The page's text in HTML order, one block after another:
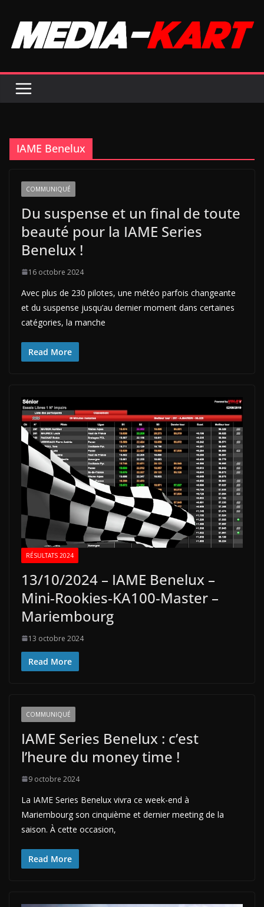
contenu
IAME Benelux
COMMUNIQUÉ
Du suspense et un final de toute
beauté pour la IAME Series
Benelux !
16 octobre 2024
Avec plus de 230 pilotes, une météo parfois changeante
et du suspense jusqu’au dernier moment dans certaines
catégories, la manche
Read More
RÉSULTATS 2024
13/10/2024 – IAME Benelux –
Mini-Rookies-KA100-Master –
Mariembourg
13 octobre 2024
Read More
COMMUNIQUÉ
IAME Series Benelux : c’est
l’heure du money time !
9 octobre 2024
La IAME Series Benelux vivra ce week-end à
Mariembourg son cinquième et dernier meeting de la
saison. À cette occasion,
Read More